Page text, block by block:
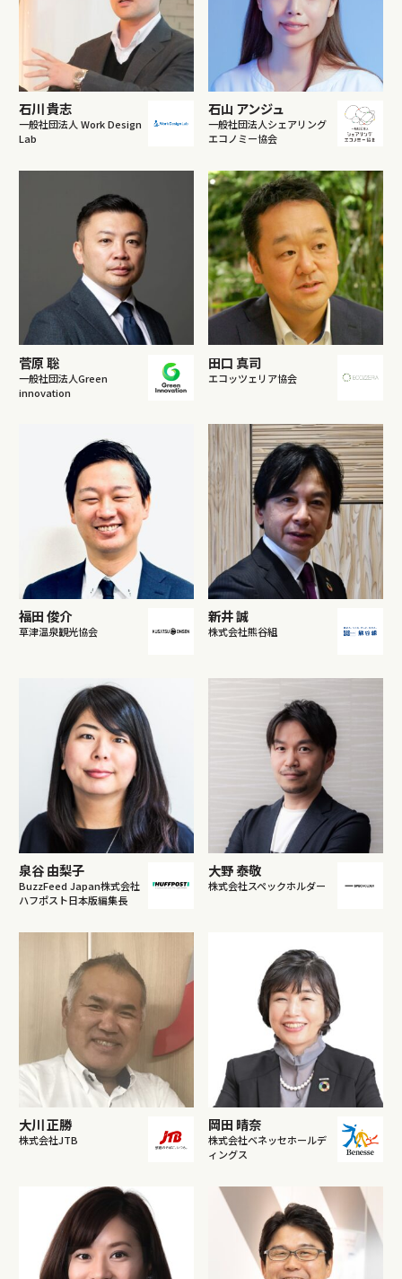
石川 貴志
一般社団法人 Work Design
Lab
石山 アンジュ
一般社団法人シェアリング
エコノミー協会
菅原 聡
一般社団法人Green
innovation
田口 真司
エコッツェリア協会
福田 俊介
草津温泉観光協会
新井 誠
株式会社熊谷組
泉谷 由梨子
BuzzFeed Japan株式会社
ハフポスト日本版編集長
大野 泰敬
株式会社スペックホルダー
大川 正勝
株式会社JTB
岡田 晴奈
株式会社ベネッセホールデ
ィングス